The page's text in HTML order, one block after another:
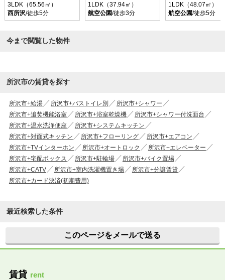
3LDK（65.56㎡）
西所沢/徒歩5分
1LDK（37.94㎡）
航空公園/徒歩3分
1LDK（48.07㎡）
航空公園/徒歩5分
今まで閲覧した物件
所沢市の賃貸を探す
所沢市+給湯 所沢市+バストイレ別
所沢市+シャワー
所沢市+追焚機能浴室
所沢市+浴室乾燥機
所沢市+シャワー付洗面台
所沢市+温水洗浄便座
所沢市+システムキッチン
所沢市+対面式キッチン
所沢市+フローリング
所沢市+エアコン
所沢市+TVインターホン
所沢市+オートロック
所沢市+エレベーター
所沢市+宅配ボックス
所沢市+駐輪場
所沢市+バイク置場
所沢市+CATV
所沢市+室内洗濯機置き場
所沢市+分譲賃貸
所沢市+カード決済(初期費用)
最近検索した条件
このページをメールで送る
賃貸 rent